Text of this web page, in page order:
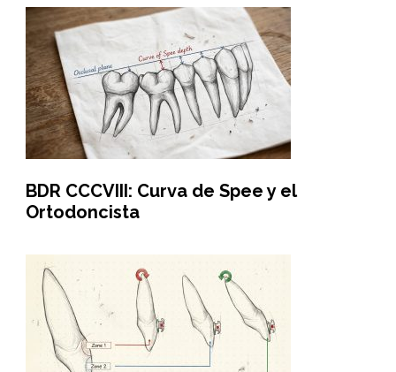
BDR CCCVIII: Curva de Spee y el
Ortodoncista